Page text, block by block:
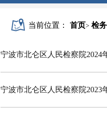
当前位置： 首页> 检
宁波市北仑区人民检察院2024
宁波市北仑区人民检察院2023